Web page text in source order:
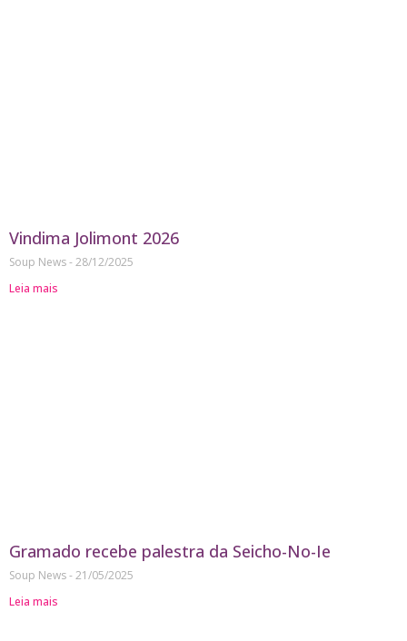
Vindima Jolimont 2026
Soup News 28/12/2025
Leia mais
Gramado recebe palestra da Seicho-No-Ie
Soup News 21/05/2025
Leia mais